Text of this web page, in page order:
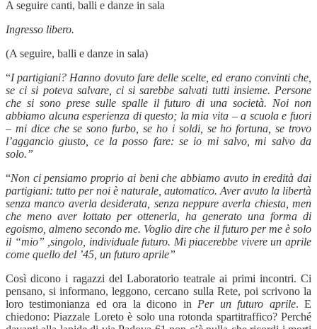
A seguire canti, balli e danze in sala
Ingresso libero.
(A seguire, balli e danze in sala)
“I partigiani? Hanno dovuto fare delle scelte, ed erano convinti che,
se ci si poteva salvare, ci si sarebbe salvati tutti insieme. Persone
che si sono prese sulle spalle il futuro di una società. Noi non
abbiamo alcuna esperienza di questo; la mia vita – a scuola e fuori
– mi dice che se sono furbo, se ho i soldi, se ho fortuna, se trovo
l’aggancio giusto, ce la posso fare: se io mi salvo, mi salvo da
solo.”
“Non ci pensiamo proprio ai beni che abbiamo avuto in eredità dai
partigiani: tutto per noi è naturale, automatico. Aver avuto la libertà
senza manco averla desiderata, senza neppure averla chiesta, men
che meno aver lottato per ottenerla, ha generato una forma di
egoismo, almeno secondo me. Voglio dire che il futuro per me è solo
il “mio” ,singolo, individuale futuro. Mi piacerebbe vivere un aprile
come quello del ’45, un futuro aprile”
Così dicono i ragazzi del Laboratorio teatrale ai primi incontri. Ci
pensano, si informano, leggono, cercano sulla Rete, poi scrivono la
loro testimonianza ed ora la dicono in Per un futuro aprile. E
chiedono: Piazzale Loreto è solo una rotonda spartitraffico? Perché